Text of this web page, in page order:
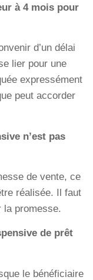
à 4 mois pour
d’un délai
lier pour une
expressément
peut accorder
n’est pas
de vente, ce
réalisée. Il faut
la promesse.
de prêt
le bénéficiaire